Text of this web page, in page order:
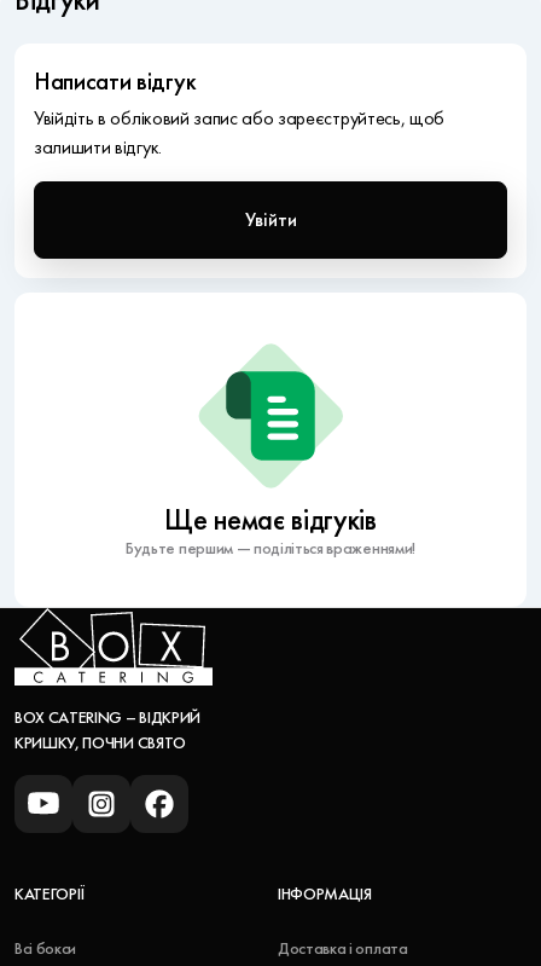
Ще немає відгуків
Будьте першим — поділіться враженнями!
Написати відгук
Увійдіть в обліковий запис або зареєструйтесь, щоб
залишити відгук.
Увійти
BOX CATERING – ВІДКРИЙ
КРИШКУ, ПОЧНИ СВЯТО
КАТЕГОРІЇ
Всі бокси
ІНФОРМАЦІЯ
Доставка і оплата